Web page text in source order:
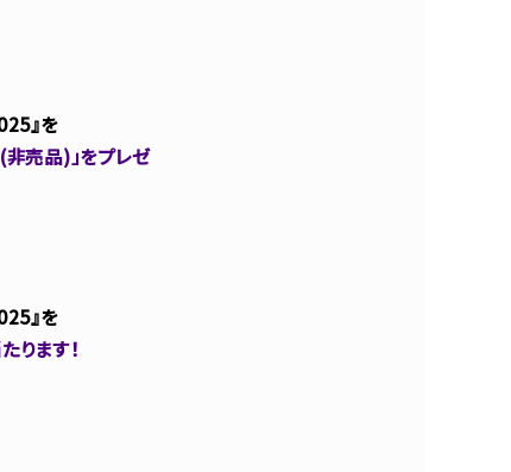
』を
売品)」をプレゼ
』を
ります！